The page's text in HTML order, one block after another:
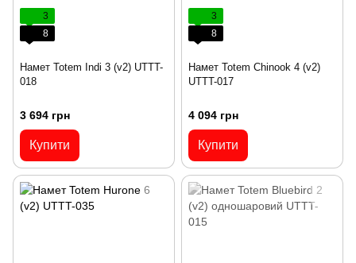
3
8
Намет Totem Indi 3 (v2) UTTT-
018
3 694 грн
Купити
3
8
Намет Totem Chinook 4 (v2)
UTTT-017
4 094 грн
Купити